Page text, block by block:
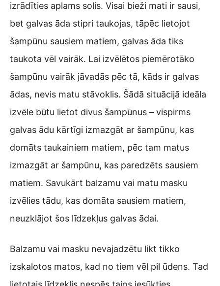
izrādīties aplams solis. Visai bieži mati ir sausi,
bet galvas āda stipri taukojas, tāpēc lietojot
šampūnu sausiem matiem, galvas āda tiks
taukota vēl vairāk. Lai izvēlētos piemērotāko
šampūnu vairāk jāvadās pēc tā, kāds ir galvas
ādas, nevis matu stāvoklis. Šādā situācijā ideāla
izvēle būtu lietot divus šampūnus – vispirms
galvas ādu kārtīgi izmazgāt ar šampūnu, kas
domāts taukainiem matiem, pēc tam matus
izmazgāt ar šampūnu, kas paredzēts sausiem
matiem. Savukārt balzamu vai matu masku
izvēlies tādu, kas domāta sausiem matiem,
neuzklājot šos līdzekļus galvas ādai.
Balzamu vai masku nevajadzētu likt tikko
izskalotos matos, kad no tiem vēl pil ūdens. Tad